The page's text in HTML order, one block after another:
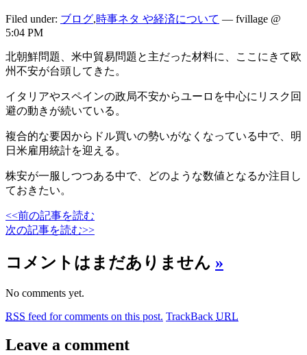
Filed under: ブログ,時事ネタ や経済について — fvillage @
5:04 PM
北朝鮮問題、米中貿易問題と主だった材料に、ここにきて欧
州不安が台頭してきた。
イタリアやスペインの政局不安からユーロを中心にリスク回
避の動きが続いている。
複合的な要因からドル買いの勢いがなくなっている中で、明
日米雇用統計を迎える。
株安が一服しつつある中で、どのような数値となるか注目し
ておきたい。
<<前の記事を読む
次の記事を読む>>
コメントはまだありません »
No comments yet.
RSS feed for comments on this post. TrackBack URL
Leave a comment